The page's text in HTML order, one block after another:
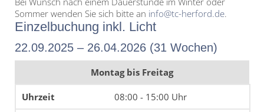
Sommer wenden Sie sich bitte an info@tc-herford.de.
Einzelbuchung inkl. Licht
22.09.2025 – 26.04.2026 (31 Wochen)
Montag bis Freitag
08:00 - 15:00 Uhr